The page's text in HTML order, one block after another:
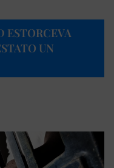
ESTORCEVA
UN